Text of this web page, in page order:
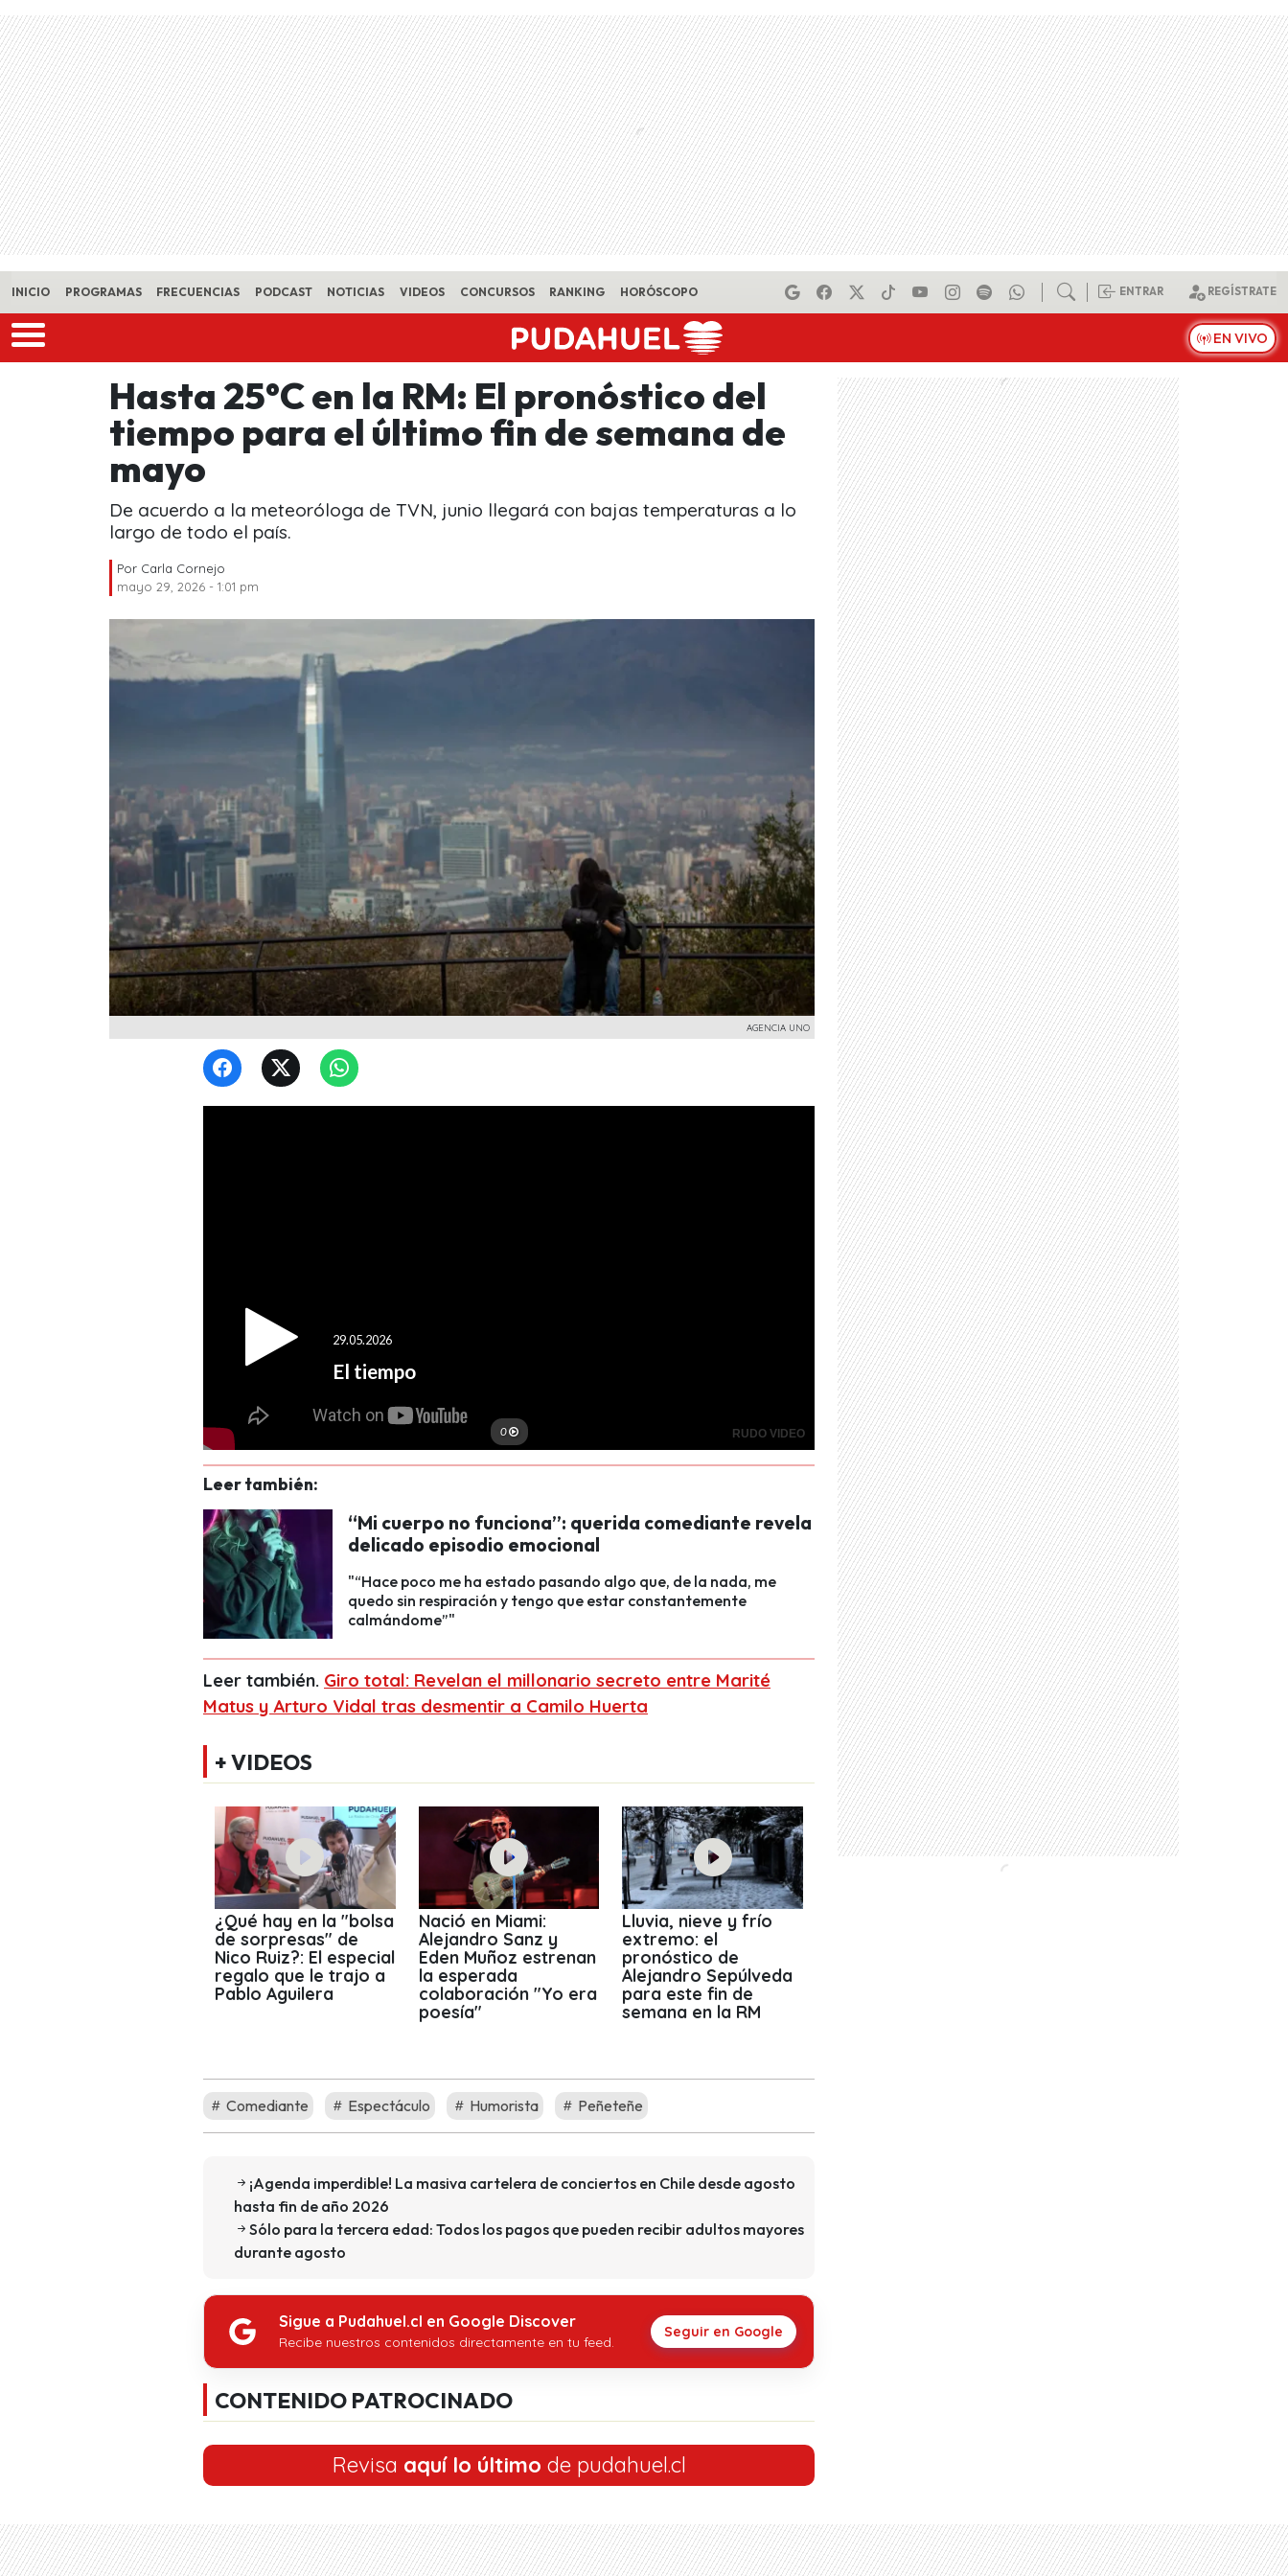
Skip to main content
INICIO PROGRAMAS FRECUENCIAS PODCAST NOTICIAS VIDEOS CONCURSOS RANKING HORÓSCOPO ENTRAR REGÍSTRATE
EN VIVO
Hasta 25°C en la RM: El pronóstico del
tiempo para el último fin de semana de
mayo
De acuerdo a la meteoróloga de TVN, junio llegará con bajas temperaturas a lo
largo de todo el país.
Por Carla Cornejo
mayo 29, 2026 - 1:01 pm
AGENCIA UNO
Leer también:
“Mi cuerpo no funciona”: querida comediante revela
delicado episodio emocional
"“Hace poco me ha estado pasando algo que, de la nada, me
quedo sin respiración y tengo que estar constantemente
calmándome”"
Leer también. Giro total: Revelan el millonario secreto entre Marité
Matus y Arturo Vidal tras desmentir a Camilo Huerta
+ VIDEOS
¿Qué hay en la "bolsa
de sorpresas" de
Nico Ruiz?: El especial
regalo que le trajo a
Pablo Aguilera
Nació en Miami:
Alejandro Sanz y
Eden Muñoz estrenan
la esperada
colaboración "Yo era
poesía"
Lluvia, nieve y frío
extremo: el
pronóstico de
Alejandro Sepúlveda
para este fin de
semana en la RM
Comediante Espectáculo Humorista Peñeteñe
¡Agenda imperdible! La masiva cartelera de conciertos en Chile desde agosto
hasta fin de año 2026
Sólo para la tercera edad: Todos los pagos que pueden recibir adultos mayores
durante agosto
Sigue a Pudahuel.cl en Google Discover
Recibe nuestros contenidos directamente en tu feed.
Seguir en Google
CONTENIDO PATROCINADO
Revisa aquí lo último de pudahuel.cl